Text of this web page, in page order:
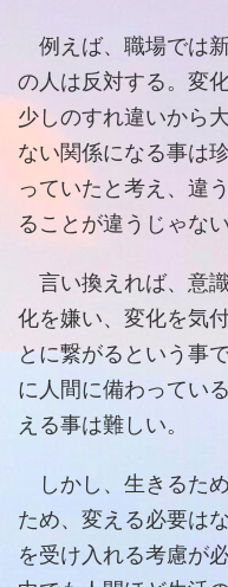
例えば、職場では
の人は反対する。変
少しのすれ違いから
ない関係になる事は
っていたと考え、違
ることが違うじゃな
言い換えれば、意
化を嫌い、変化を気
とに繋がるという事
に人間に備わってい
える事は難しい。
しかし、生きるた
ため、変える必要は
を受け入れる考慮が